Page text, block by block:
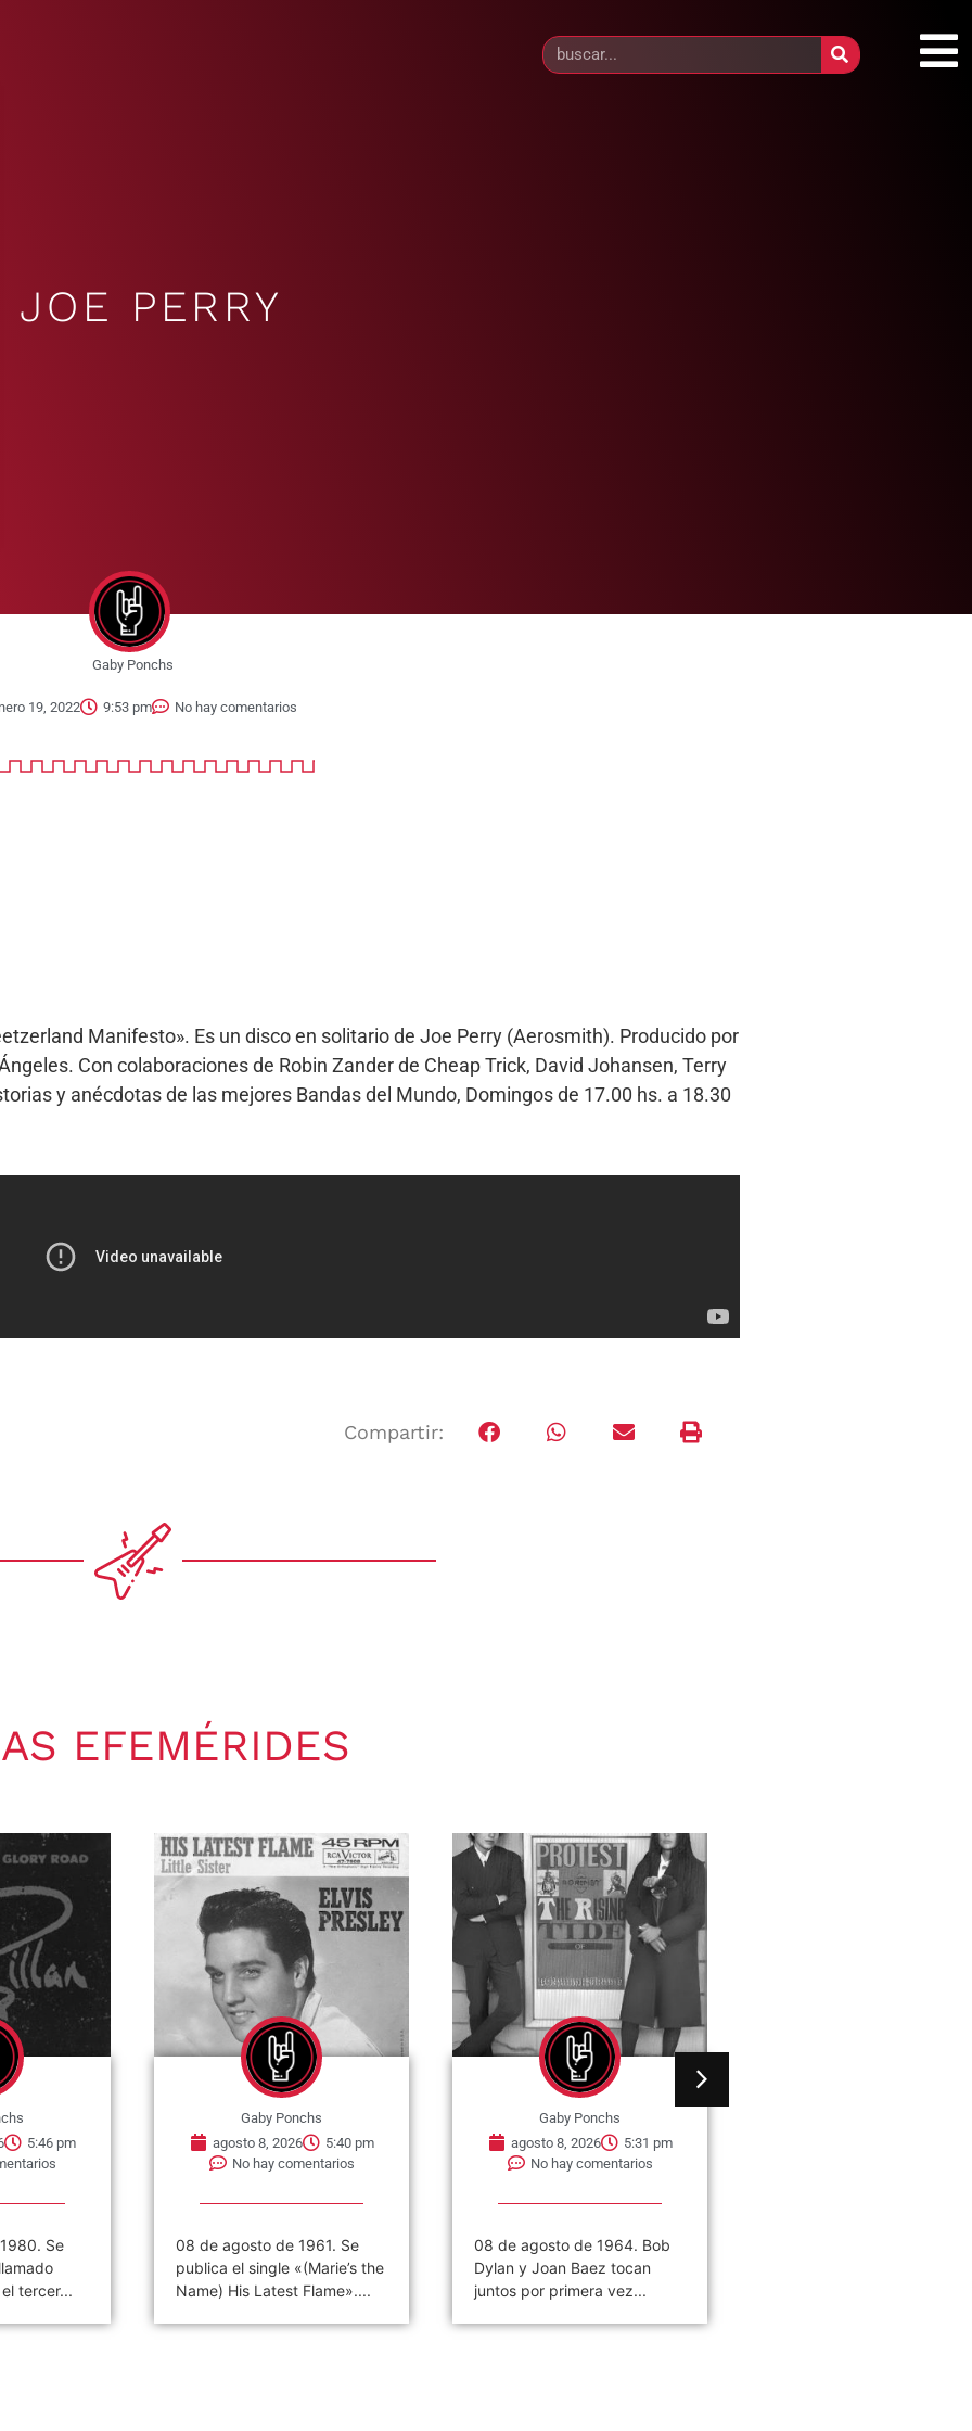
JOE PERRY
Gaby Ponchs
19, 2022 9:53 pm No hay comentarios
Manifesto». Es un disco en solitario de Joe Perry (Aerosmith). Producido por
Con colaboraciones de Robin Zander de Cheap Trick, David Johansen, Terry
y anécdotas de las mejores Bandas del Mundo, Domingos de 17.00 hs. a 18.30
Compartir:
EFEMÉRIDES
5:46 pm
Se
tercer...
Gaby Ponchs
agosto 8, 2026
5:40 pm
No hay comentarios
08 de agosto de 1961. Se
publica el single «(Marie’s the
Name) His Latest Flame»....
Gaby Ponchs
agosto 8, 2026
5:31 pm
No hay comentarios
08 de agosto de 1964. Bob
Dylan y Joan Baez tocan
juntos por primera vez...